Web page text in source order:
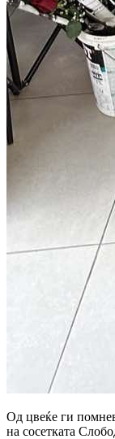
Од цвеќе ги
на сосетката